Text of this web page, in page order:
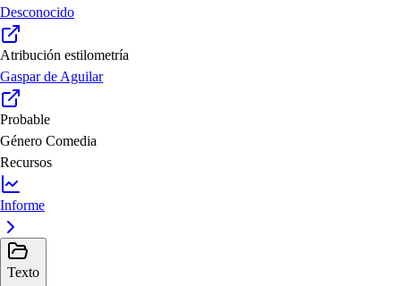
Desconocido
Atribución estilometría
Gaspar de Aguilar
Probable
Género Comedia
Recursos
Informe
Texto